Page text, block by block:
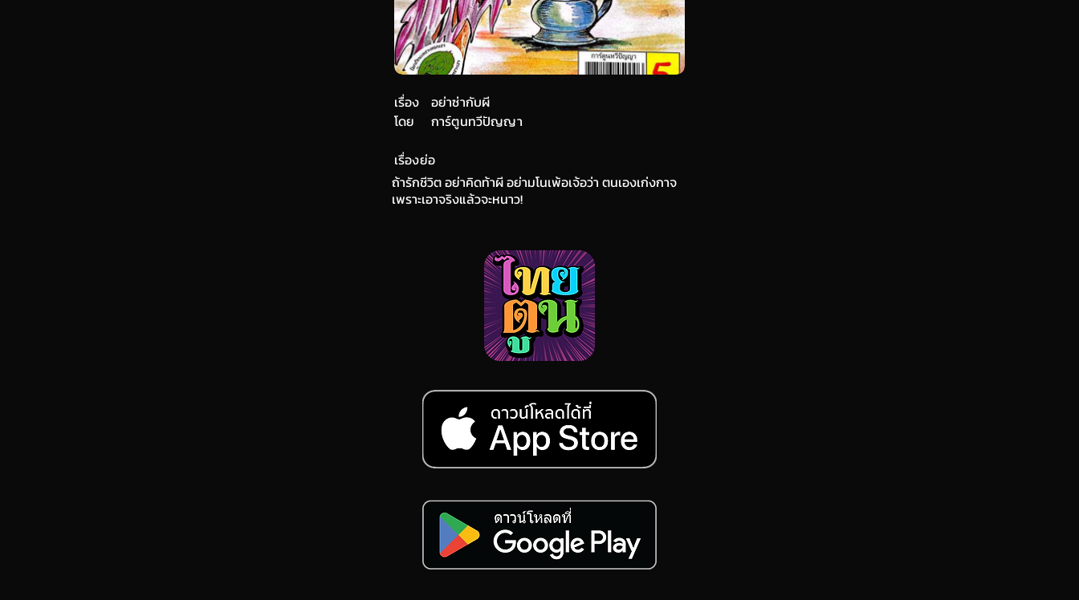
เรื่อง
โดย
อย่าซ่ากับผี
การ์ตูนทวีปัญญา
เรื่องย่อ
ถ้ารักชีวิต อย่าคิดท้าผี อย่ามโนเพ้อเจ้อว่า ตนเองเก่งกาจ
เพราะเอาจริงแล้วจะหนาว!